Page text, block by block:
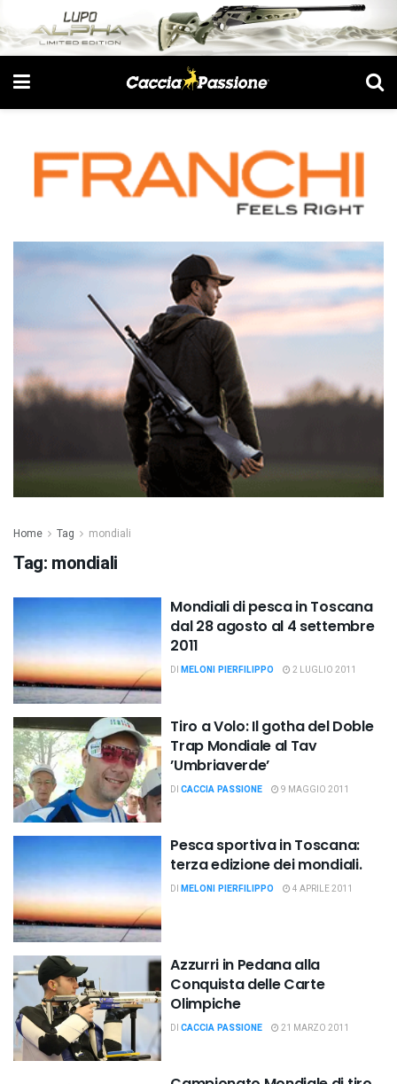
Home Tag mondiali
Tag: mondiali
Mondiali di pesca in Toscana
dal 28 agosto al 4 settembre
2011
DI MELONI PIERFILIPPO 2 LUGLIO 2011
Tiro a Volo: Il gotha del Doble
Trap Mondiale al Tav
’Umbriaverde’
DI CACCIA PASSIONE 9 MAGGIO 2011
Pesca sportiva in Toscana:
terza edizione dei mondiali.
DI MELONI PIERFILIPPO 4 APRILE 2011
Azzurri in Pedana alla
Conquista delle Carte
Olimpiche
DI CACCIA PASSIONE 21 MARZO 2011